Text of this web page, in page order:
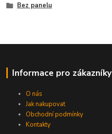
Bez panelu
Informace pro zákazníky
O nás
Jak nakupovat
Obchodní podmínky
Kontakty